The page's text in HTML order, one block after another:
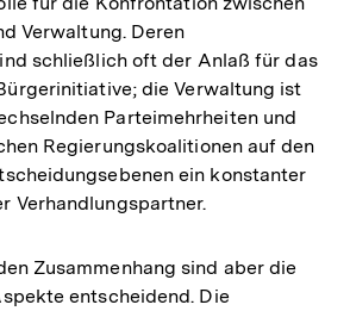
der
Verwaltung. Deren
schließlich oft der Anlaß für das
die Verwaltung ist
Parteimehrheiten und
Regierungskoalitionen auf den
ein konstanter
Verhandlungspartner.
Zusammenhang sind aber die
entscheidend. Die